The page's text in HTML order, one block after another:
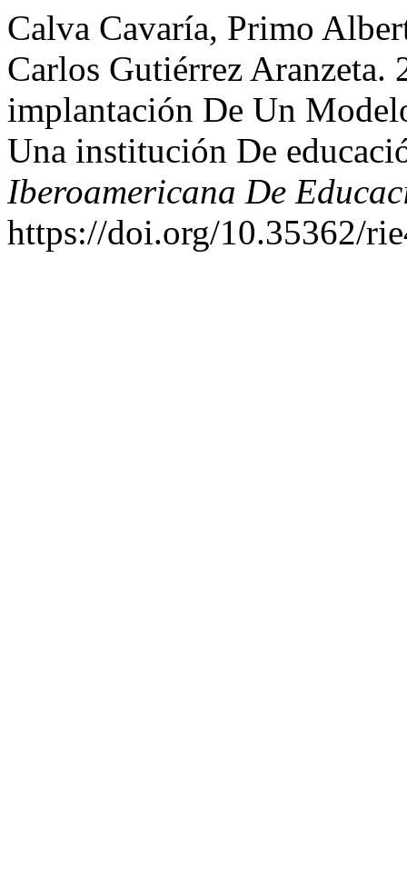
Calva Cavaría, Primo
Carlos Gutiérrez Aranzeta.
implantación De Un
Una institución De
Iberoamericana De
https://doi.org/10.35362/